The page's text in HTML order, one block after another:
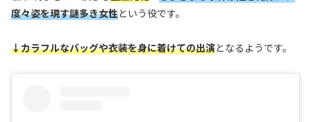
度々姿を現す謎多き女性という役です。
↓カラフルなバッグや衣装を身に着けての出演となるようです。